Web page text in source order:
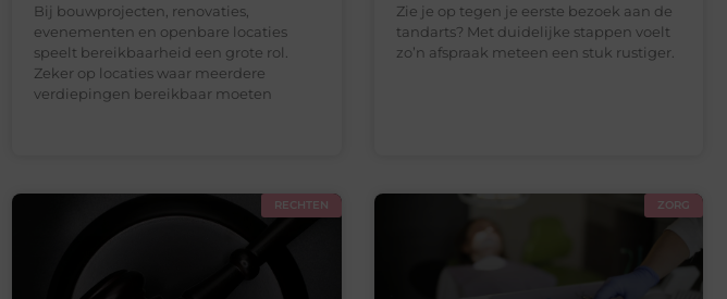
Bij bouwprojecten, renovaties,
evenementen en openbare locaties
speelt bereikbaarheid een grote rol.
Zeker op locaties waar meerdere
verdiepingen bereikbaar moeten
Zie je op tegen je eerste bezoek aan de
tandarts? Met duidelijke stappen voelt
zo’n afspraak meteen een stuk rustiger.
RECHTEN ZORG